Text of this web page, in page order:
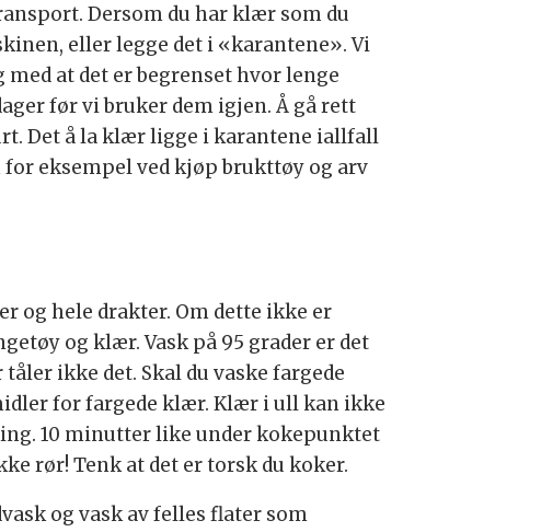
Dersom du har klær som du
eller legge det i «karantene». Vi
at det er begrenset hvor lenge
før vi bruker dem igjen. Å gå rett
Det å la klær ligge i karantene iallfall
eksempel ved kjøp brukttøy og arv
og hele drakter. Om dette ikke er
og klær. Vask på 95 grader er det
ikke det. Skal du vaske fargede
for fargede klær. Klær i ull kan ikke
10 minutter like under kokepunktet
rør! Tenk at det er torsk du koker.
og vask av felles flater som